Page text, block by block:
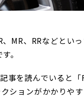
MR、RRなどとい
。
事を読んでいると
ションがかかりや